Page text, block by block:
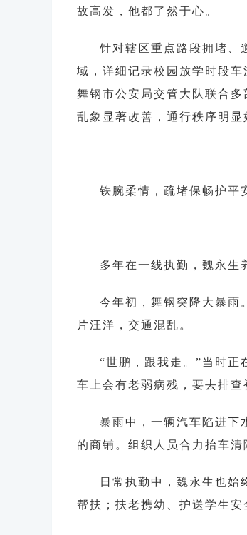
故高发，他都了然于心。
针对辖区重点路段拥堵、
域，详细记录校园放学时段
舞钢市公安局交管大队联合
乱象显著改善，通行秩序明显
铁腕柔情，疏堵保畅护平
多年在一线执勤，魏永生
今年初，舞钢突降大暴雨
片汪洋，交通混乱。
“世鹏，跟我走。”当时正
车上会有老弱病残，要去排查
暴雨中，一辆汽车陷进下
的商铺。组织人员合力抬车
日常执勤中，魏永生也
帮扶；扶老携幼、护送学生